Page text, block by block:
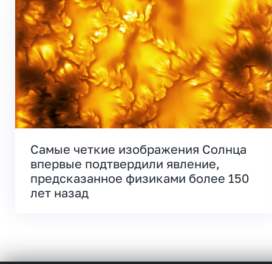
Самые четкие изображения Солнца
впервые подтвердили явление,
предсказанное физиками более 150
лет назад